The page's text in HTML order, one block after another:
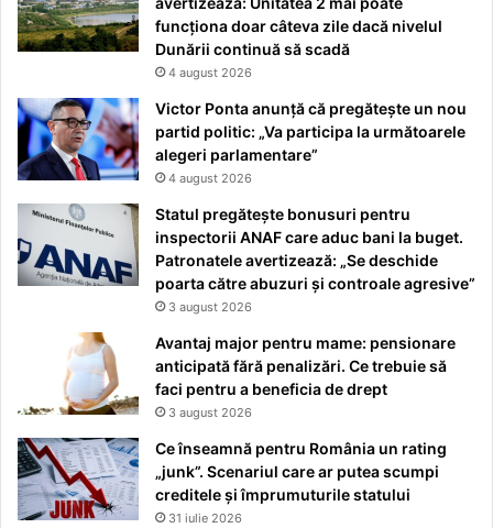
funcționa doar câteva zile dacă nivelul
Dunării continuă să scadă
4 august 2026
Victor Ponta anunță că pregătește un nou
partid politic: „Va participa la următoarele
alegeri parlamentare”
4 august 2026
Statul pregătește bonusuri pentru
inspectorii ANAF care aduc bani la buget.
Patronatele avertizează: „Se deschide
poarta către abuzuri și controale agresive”
3 august 2026
Avantaj major pentru mame: pensionare
anticipată fără penalizări. Ce trebuie să
faci pentru a beneficia de drept
3 august 2026
Ce înseamnă pentru România un rating
„junk”. Scenariul care ar putea scumpi
creditele și împrumuturile statului
31 iulie 2026